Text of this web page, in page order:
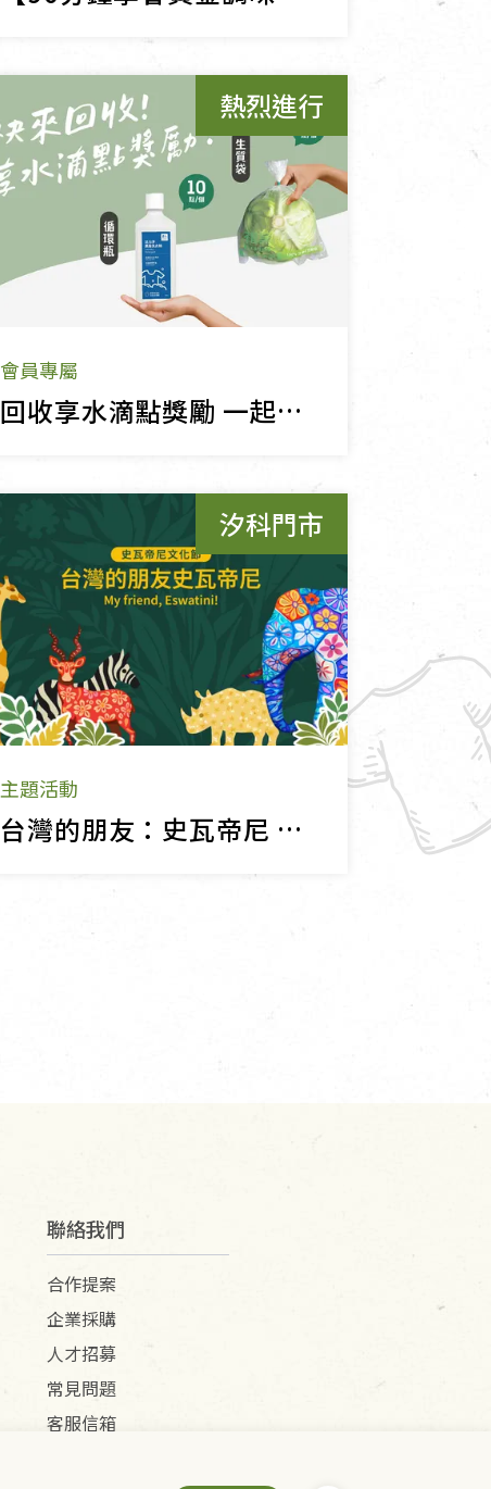
熱烈進行
會員專屬
回收享水滴點獎勵 一起實踐循環減塑
汐科門市
主題活動
台灣的朋友：史瓦帝尼 一場非洲友邦的相遇
聯絡我們
合作提案
企業採購
人才招募
常見問題
客服信箱